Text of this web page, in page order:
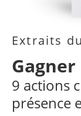
Extraits
9 actions
présence